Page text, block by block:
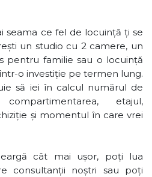
seama ce fel de locuință ți se
un studio cu 2 camere, un
pentru familie sau o locuință
o investiție pe termen lung.
să iei în calcul numărul de
etajul,
și momentul în care vrei
cât mai ușor, poți lua
consultanții noștri sau poți